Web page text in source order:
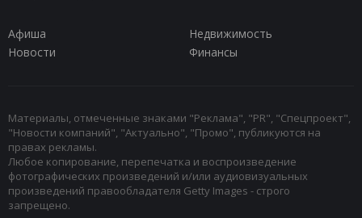
Афиша
Недвижимость
Новости
Финансы
Материалы, отмеченные знаками "Реклама", "PR", "Спецпроект",
"Новости компаний", "Актуально", "Промо", публикуются на
правах рекламы.
Любое копирование, перепечатка и воспроизведение
фотографических произведений и/или аудиовизуальных
произведений правообладателя Getty Images - строго
запрещено.